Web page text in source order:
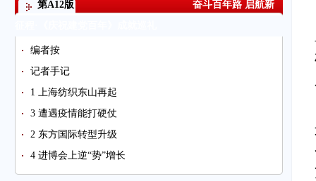
第A12版 奋斗百年路 启航新
编者按
记者手记
1 上海纺织东山再起
3 遭遇疫情能打硬仗
2 东方国际转型升级
4 进博会上逆“势”增长